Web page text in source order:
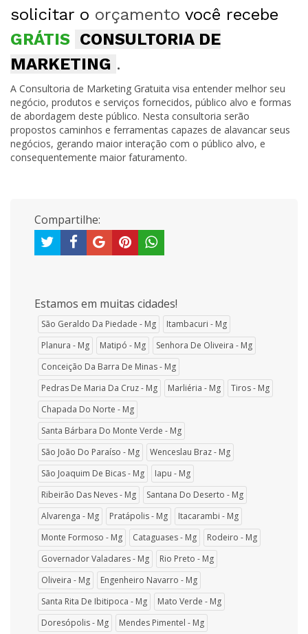
solicitar o orçamento você recebe
GRÁTIS CONSULTORIA DE
MARKETING .
A Consultoria de Marketing Gratuita visa entender melhor seu
negócio, produtos e serviços fornecidos, público alvo e formas
de abordagem deste público. Nesta consultoria serão
propostos caminhos e ferramentas capazes de alavancar seus
negócios, gerando maior interação com o público alvo, e
consequentemente maior faturamento.
Compartilhe:
Estamos em muitas cidades!
São Geraldo Da Piedade - Mg
Itambacuri - Mg
Planura - Mg
Matipó - Mg
Senhora De Oliveira - Mg
Conceição Da Barra De Minas - Mg
Pedras De Maria Da Cruz - Mg
Marliéria - Mg
Tiros - Mg
Chapada Do Norte - Mg
Santa Bárbara Do Monte Verde - Mg
São João Do Paraíso - Mg
Wenceslau Braz - Mg
São Joaquim De Bicas - Mg
Iapu - Mg
Ribeirão Das Neves - Mg
Santana Do Deserto - Mg
Alvarenga - Mg
Pratápolis - Mg
Itacarambi - Mg
Monte Formoso - Mg
Cataguases - Mg
Rodeiro - Mg
Governador Valadares - Mg
Rio Preto - Mg
Oliveira - Mg
Engenheiro Navarro - Mg
Santa Rita De Ibitipoca - Mg
Mato Verde - Mg
Doresópolis - Mg
Mendes Pimentel - Mg